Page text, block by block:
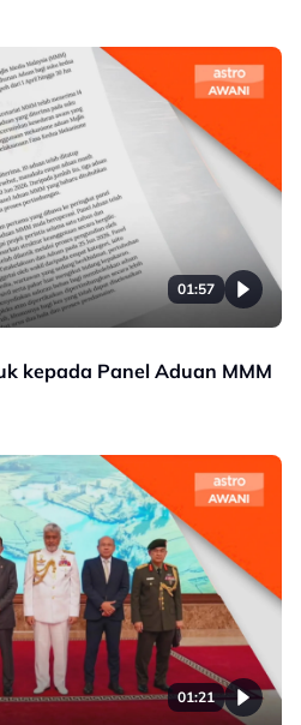
01:57
kepada Panel Aduan MMM
01:21